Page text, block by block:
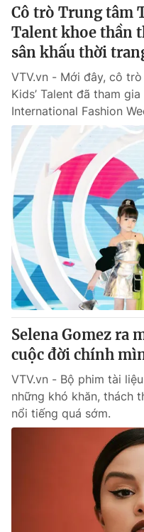
Cô trò Trung tâm
Talent khoe thần
sân khấu thời
VTV.vn - Mới đây, cô
Kids’ Talent đã tham
International Fashion
Selena Gomez ra
cuộc đời chính
VTV.vn - Bộ phim tài
những khó khăn, thách
nổi tiếng quá sớm.